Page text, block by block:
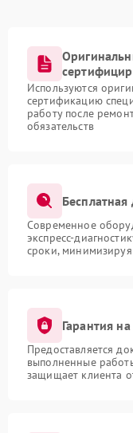
Используются
сертификацию
работу после
обязательств
Современное
экспресс-
сроки,
Гарантия
Предоставляется
выполненные
защищает клиента